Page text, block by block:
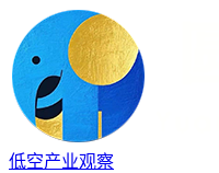
低空产业观察